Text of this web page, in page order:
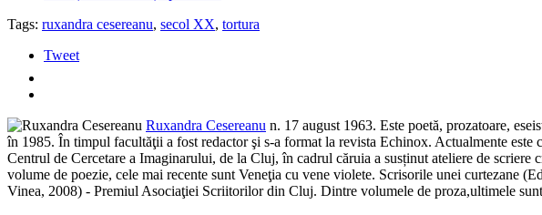
Tags: ruxandra cesereanu, secol XX, tortura
Tweet
Ruxandra Cesereanu n. 17 august 1963. Este poetă, prozatoare,
în 1985. În timpul facultăţii a fost redactor şi s-a format la revista Echinox. Actualmente
Centrul de Cercetare a Imaginarului, de la Cluj, în cadrul căruia a susținut ateliere de
volume de poezie, cele mai recente sunt Veneţia cu vene violete. Scrisorile unei
Vinea, 2008) - Premiul Asociaţiei Scriitorilor din Cluj. Dintre volumele de proza,ultimele